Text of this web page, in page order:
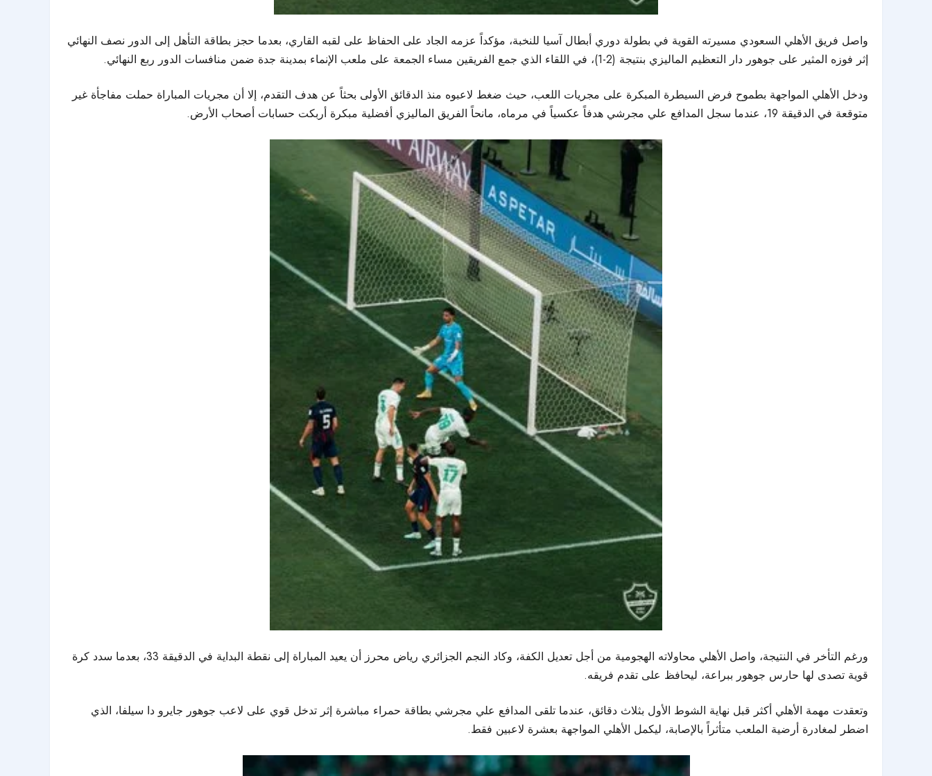
واصل فريق الأهلي السعودي مسيرته القوية في بطولة دوري أبطال آسيا للنخبة، مؤكداً عزمه الجاد على الحفاظ على لقبه القاري، بعدما حجز بطاقة التأهل إلى الدور نصف النهائي
إثر فوزه المثير على جوهور دار التعظيم الماليزي بنتيجة (2-1)، في اللقاء الذي جمع الفريقين مساء الجمعة على ملعب الإنماء بمدينة جدة ضمن منافسات الدور ربع النهائي.
ودخل الأهلي المواجهة بطموح فرض السيطرة المبكرة على مجريات اللعب، حيث ضغط لاعبوه منذ الدقائق الأولى بحثاً عن هدف التقدم، إلا أن مجريات المباراة حملت مفاجأة غير
متوقعة في الدقيقة 19، عندما سجل المدافع علي مجرشي هدفاً عكسياً في مرماه، مانحاً الفريق الماليزي أفضلية مبكرة أربكت حسابات أصحاب الأرض.
ورغم التأخر في النتيجة، واصل الأهلي محاولاته الهجومية من أجل تعديل الكفة، وكاد النجم الجزائري رياض محرز أن يعيد المباراة إلى نقطة البداية في الدقيقة 33، بعدما سدد كرة
قوية تصدى لها حارس جوهور ببراعة، ليحافظ على تقدم فريقه.
وتعقدت مهمة الأهلي أكثر قبل نهاية الشوط الأول بثلاث دقائق، عندما تلقى المدافع علي مجرشي بطاقة حمراء مباشرة إثر تدخل قوي على لاعب جوهور جايرو دا سيلفا، الذي
اضطر لمغادرة أرضية الملعب متأثراً بالإصابة، ليكمل الأهلي المواجهة بعشرة لاعبين فقط.